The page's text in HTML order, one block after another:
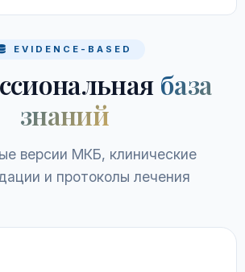
EVIDENCE-BASED
база
знаний
версии МКБ, клинические
и протоколы лечения